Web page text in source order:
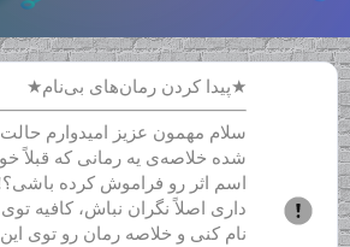
★پیدا کردن رمان‌های بی‌نام★
سلام مهمون عزیز امیدوارم
شده خلاصه‌ی یه رمانی که قبلاً
اسم اثر رو فراموش کرده
داری اصلاً نگران نباش، کافیه
نام کنی و خلاصه رمان رو توی